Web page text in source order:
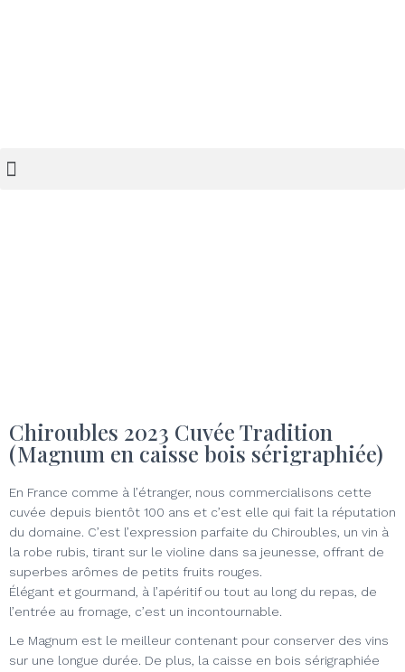
Chiroubles 2023 Cuvée Tradition
(Magnum en caisse bois sérigraphiée)
En France comme à l’étranger, nous commercialisons cette
cuvée depuis bientôt 100 ans et c’est elle qui fait la réputation
du domaine. C’est l’expression parfaite du Chiroubles, un vin à
la robe rubis, tirant sur le violine dans sa jeunesse, offrant de
superbes arômes de petits fruits rouges.
Élégant et gourmand, à l’apéritif ou tout au long du repas, de
l’entrée au fromage, c’est un incontournable.
Le Magnum est le meilleur contenant pour conserver des vins
sur une longue durée. De plus, la caisse en bois sérigraphiée